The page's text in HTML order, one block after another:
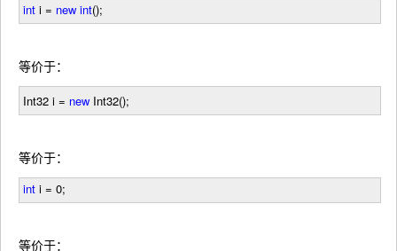
int i = new int();
等价于：
Int32 i = new Int32();
等价于：
int i = 0;
等价于：